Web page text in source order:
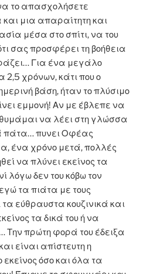
το απασχολήσετε
μια απαραίτητη και
μέσα στο σπίτι, να του
σας προσφέρει τη βοήθεια
Για ένα μεγάλο
2,5 χρόνων, κάτι που ο
βάση, ήταν το πλύσιμο
εμμονή! Αν με έβλεπε να
να λέει στη γλώσσα
πυνει Οφέας
ένα χρόνο μετά, πολλές
να πλύνει εκείνος τα
λόγω δεν του κόβω τον
τα πιάτα με τους
εύθραυστα κουζινικά και
τα δικά του ή να
Την πρώτη φορά του έδειξα
είναι απίστευτη η
εκείνος όσο και όλα τα